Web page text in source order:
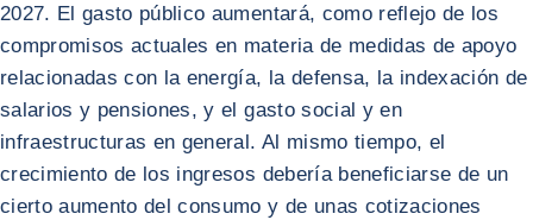
2027. El gasto público aumentará, como reflejo de los
compromisos actuales en materia de medidas de apoyo
relacionadas con la energía, la defensa, la indexación de
salarios y pensiones, y el gasto social y en
infraestructuras en general. Al mismo tiempo, el
crecimiento de los ingresos debería beneficiarse de un
cierto aumento del consumo y de unas cotizaciones